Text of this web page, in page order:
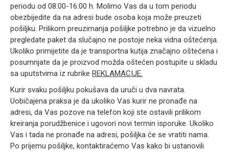
periodu od 08:00-16:00 h. Molimo Vas da u tom periodu
obezbijedite da na adresi bude osoba koja može preuzeti
pošiljku. Prilikom preuzimanja pošiljke potrebno je da vizuelno
pregledate paket da slučajno ne postoje neka vidna oštećenja.
Ukoliko primijetite da je transportna kutija značajno oštećena i
posumnjate da je proizvod možda oštećen postupite u skladu
sa uputstvima iz rubrike REKLAMACIJE.
Kurir svaku pošiljku pokušava da uruči u dva navrata.
Uobičajena praksa je da ukoliko Vas kurir ne pronađe na
adresi, da Vas pozove na telefon koji ste ostavili prilikom
kreiranja porudžbenice i ugovori novi termin isporuke. Ukoliko
Vas i tada ne pronađe na adresi, pošiljka će se vratiti nama.
Po prijemu pošiljke, kontaktiraćemo Vas kako bi ustanovili